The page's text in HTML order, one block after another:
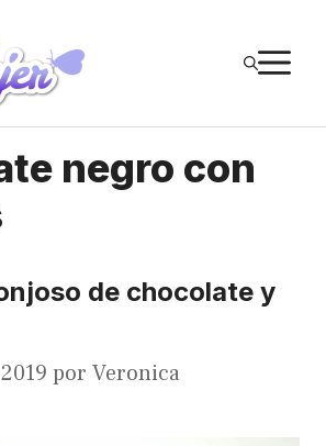
negro con
de chocolate y
por Veronica